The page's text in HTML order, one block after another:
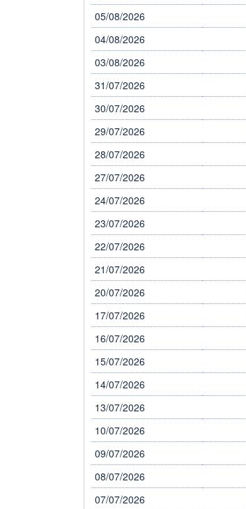
05/08/2026
04/08/2026
03/08/2026
31/07/2026
30/07/2026
29/07/2026
28/07/2026
27/07/2026
24/07/2026
23/07/2026
22/07/2026
21/07/2026
20/07/2026
17/07/2026
16/07/2026
15/07/2026
14/07/2026
13/07/2026
10/07/2026
09/07/2026
08/07/2026
07/07/2026